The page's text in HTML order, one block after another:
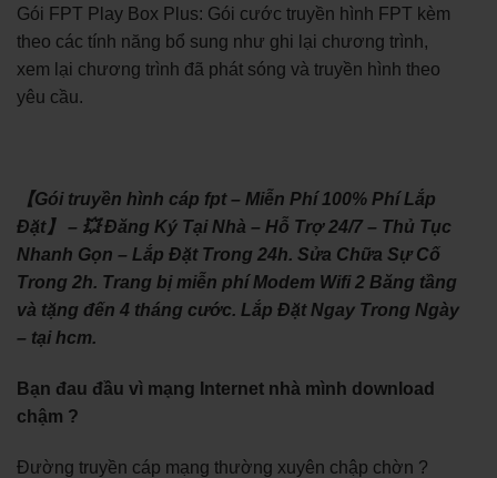
Gói FPT Play Box Plus: Gói cước truyền hình FPT kèm
theo các tính năng bổ sung như ghi lại chương trình,
xem lại chương trình đã phát sóng và truyền hình theo
yêu cầu.
【Gói truyền hình cáp fpt – Miễn Phí 100% Phí Lắp
Đặt】 – 💥 Đăng Ký Tại Nhà – Hỗ Trợ 24/7 – Thủ Tục
Nhanh Gọn – Lắp Đặt Trong 24h. Sửa Chữa Sự Cố
Trong 2h. Trang bị miễn phí Modem Wifi 2 Băng tầng
và tặng đến 4 tháng cước. Lắp Đặt Ngay Trong Ngày
– tại hcm.
Bạn đau đầu vì mạng Internet nhà mình download
chậm ?
Đường truyền cáp mạng thường xuyên chập chờn ?